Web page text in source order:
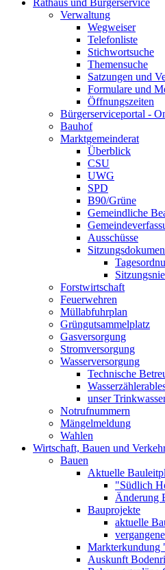
Rathaus und Bürgerservice
Verwaltung
Wegweiser
Telefonliste
Stichwortsuche
Themensuche
Satzungen und
Formulare und
Öffnungszeiten
Bürgerserviceportal -
Bauhof
Marktgemeinderat
Überblick
CSU
UWG
SPD
B90/Grüne
Gemeindliche
Ausschüsse
Forstwirtschaft
Feuerwehren
Müllabfuhrplan
Grüngutsammelplatz
Gasversorgung
Stromversorgung
Wasserversorgung
Technische
unser
Notrufnummern
Mängelmeldung
Wahlen
Wirtschaft, Bauen und
Bauen
Aktuelle
"Südlich
Änderung
Bauprojekte
aktuelle
Markterkundung
Auskunft